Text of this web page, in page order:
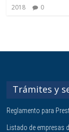
2018
0
Trámites y
Reglamento para
Listado de